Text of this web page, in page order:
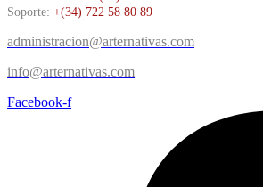
Soporte: +(34) 722 58 80 89
administracion@arternativas.com
info@arternativas.com
Facebook-f